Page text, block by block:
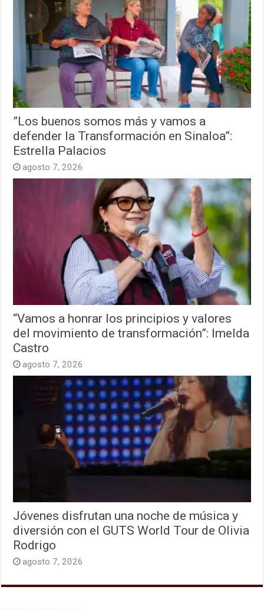
”Los buenos somos más y vamos a
defender la Transformación en Sinaloa”:
Estrella Palacios
agosto 7, 2026
“Vamos a honrar los principios y valores
del movimiento de transformación”: Imelda
Castro
agosto 7, 2026
Jóvenes disfrutan una noche de música y
diversión con el GUTS World Tour de Olivia
Rodrigo
agosto 7, 2026